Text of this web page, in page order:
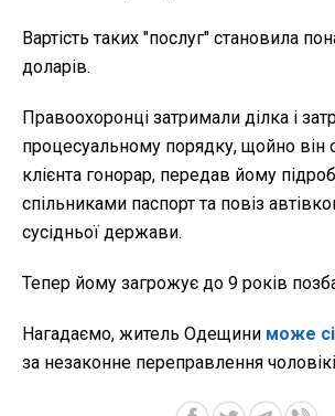
Вартість таких "послуг" становила
доларів.
Правоохоронці затримали ділка і
процесуальному порядку, щойно він
клієнта гонорар, передав йому
спільниками паспорт та повіз
сусідньої держави.
Тепер йому загрожує до 9 років
Нагадаємо, житель Одещини може
за незаконне переправлення